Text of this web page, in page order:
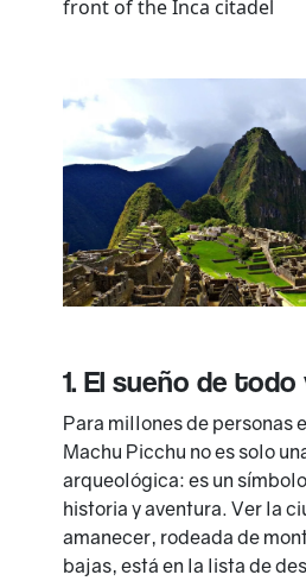
1. El sueño de todo
Para millones de personas
Machu Picchu no es solo
arqueológica: es un
historia y aventura. Ver la
amanecer, rodeada de
bajas, está en la lista de